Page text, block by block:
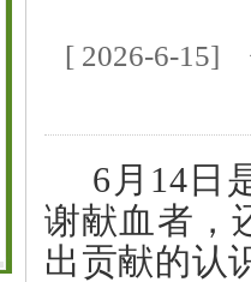
[ 2026-6-15]
6月14日
谢献血者，
出贡献的认